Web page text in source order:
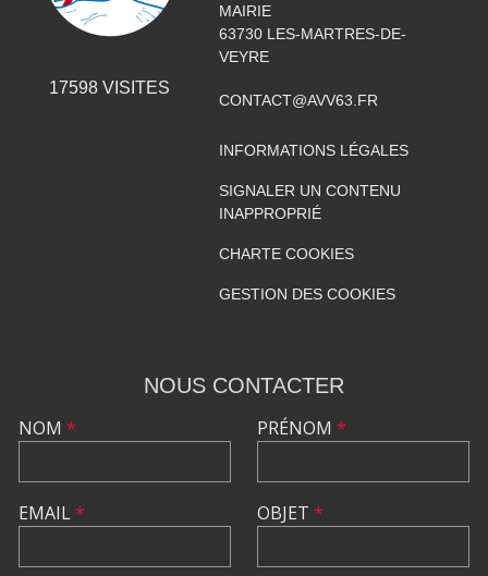
17598VISITES
MAIRIE
63730 LES-MARTRES-DE-
VEYRE
CONTACT@AVV63.FR
INFORMATIONS LÉGALES
SIGNALER UN CONTENU
INAPPROPRIÉ
CHARTE COOKIES
GESTION DES COOKIES
NOUS CONTACTER
NOM *
EMAIL*
PRÉNOM *
OBJET *